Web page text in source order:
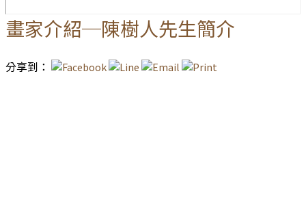
畫家介紹─陳樹人先生簡介
分享到：